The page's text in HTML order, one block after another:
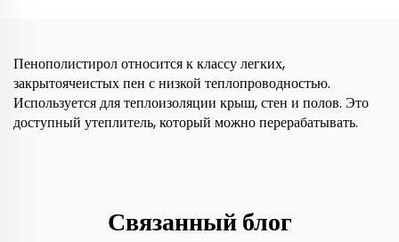
Пенополистирол относится к классу легких,
закрытоячеистых пен с низкой теплопроводностью.
Используется для теплоизоляции крыш, стен и полов. Это
доступный утеплитель, который можно перерабатывать.
Связанный блог